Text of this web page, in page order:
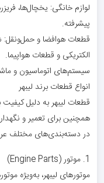
لوازم خانگی: یخچال‌ها،
پیشرفته.
قطعات هوافضا و
الکتریکی و قطعات هواپیما.
سیستم‌های اتوماسیون و
انواع قطعات برند لیبهر
قطعات لیبهر به دلیل کیفیت
همچنین برای تعمیر و
در دسته‌بندی‌های مختلف
1. موتور (Engine Parts)
موتورهای لیبهر، به‌ویژه